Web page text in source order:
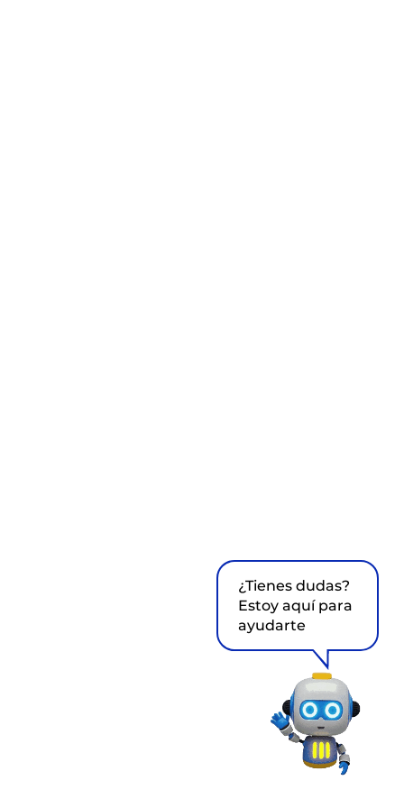
¿Tienes dudas?
Estoy aquí para
ayudarte